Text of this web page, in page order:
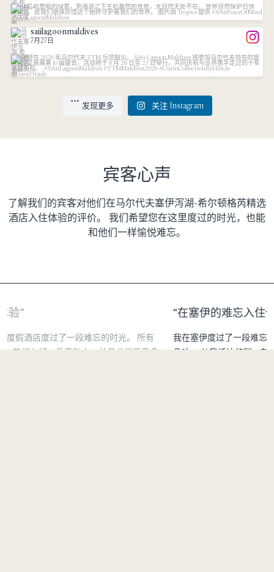
From the island`s lush greenery to the vibrant...
155 3
saiilagoonmaldives
7月27日
See you at TTM Maldives 2026. SAii Lagoon Maldives...
发现更多
关注 Instagram
宾客心声
了解我们的宾客对他们在马尔代夫塞伊泻湖-希尔顿格芮精选
酒店入住体验的评价。 我们希望您在这里度过的时光，也能
和他们一样愉悦难忘。
“在塞伊的难忘入住体验”
我在塞伊度过了一段难忘的时光，体验到的每个细节都非同
凡响。 从我抵达的那一刻起，员工便以真挚的热情与周到
“难
我们
员工